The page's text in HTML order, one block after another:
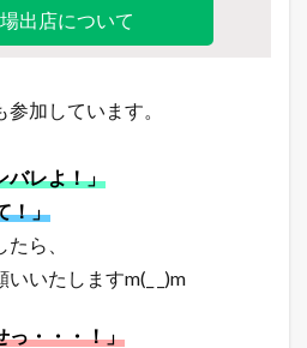
出店について
加しています。
バレよ！」
！」
ら、
いたしますm(_ _)m
っ・・・！」